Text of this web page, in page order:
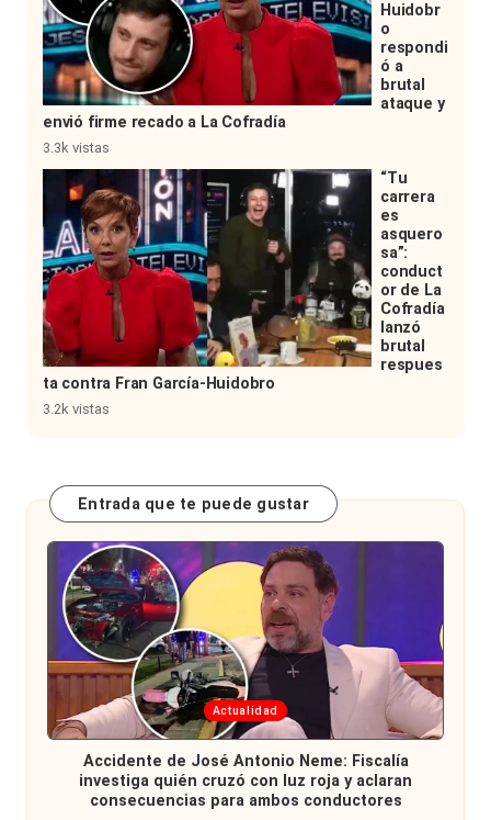
Huidobr
o
respondi
ó a
brutal
ataque y
envió firme recado a La Cofradía
3.3k vistas
“Tu
carrera
es
asquero
sa”:
conduct
or de La
Cofradía
lanzó
brutal
respues
ta contra Fran García-Huidobro
3.2k vistas
Entrada que te puede gustar
Publicada
en
Actualidad
Accidente de José Antonio Neme: Fiscalía
investiga quién cruzó con luz roja y aclaran
consecuencias para ambos conductores